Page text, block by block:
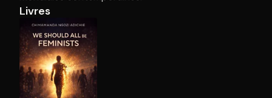
Ouvre l'app Appareil photo, pointe sur le code. C'est
Livres